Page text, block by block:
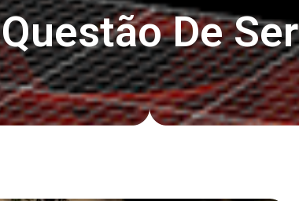
Questão De Ser